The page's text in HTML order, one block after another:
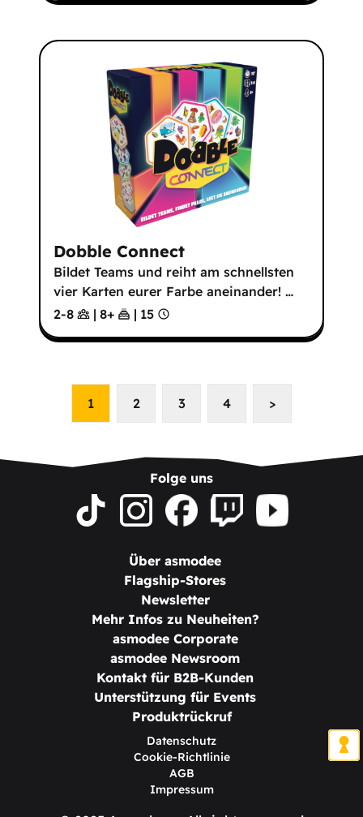
Dobble Connect
Bildet Teams und reiht am schnellsten
vier Karten eurer Farbe aneinander! …
2-8
| 8+ | 15
1 2 3 4 >
Folge uns
Über asmodee
Flagship-Stores
Newsletter
Mehr Infos zu Neuheiten?
asmodee Corporate
asmodee Newsroom
Kontakt für B2B-Kunden
Unterstützung für Events
Produktrückruf
Datenschutz
Cookie-Richtlinie
AGB
Impressum